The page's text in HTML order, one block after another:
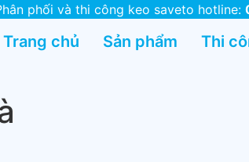
phối và thi công keo saveto hotline:
Trang chủ Sản phẩm Thi